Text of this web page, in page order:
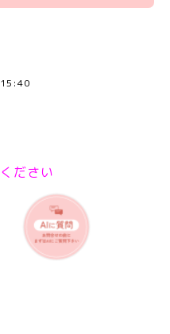
ださい